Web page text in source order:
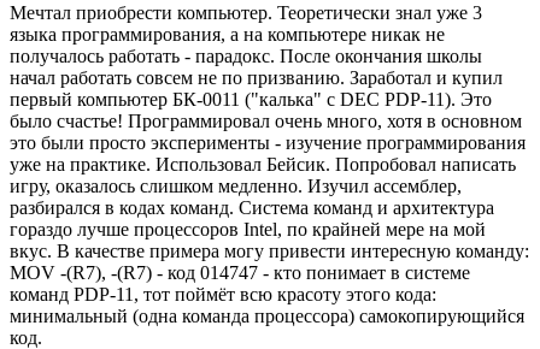
Мечтал приобрести компьютер. Теоретически знал уже 3
языка программирования, а на компьютере никак не
получалось работать - парадокс. После окончания школы
начал работать совсем не по призванию. Заработал и купил
первый компьютер БК-0011 ("калька" с DEC PDP-11). Это
было счастье! Программировал очень много, хотя в основном
это были просто эксперименты - изучение программирования
уже на практике. Использовал Бейсик. Попробовал написать
игру, оказалось слишком медленно. Изучил ассемблер,
разбирался в кодах команд. Система команд и архитектура
гораздо лучше процессоров Intel, по крайней мере на мой
вкус. В качестве примера могу привести интересную команду:
MOV -(R7), -(R7) - код 014747 - кто понимает в системе
команд PDP-11, тот поймёт всю красоту этого кода:
минимальный (одна команда процессора) самокопирующийся
код.